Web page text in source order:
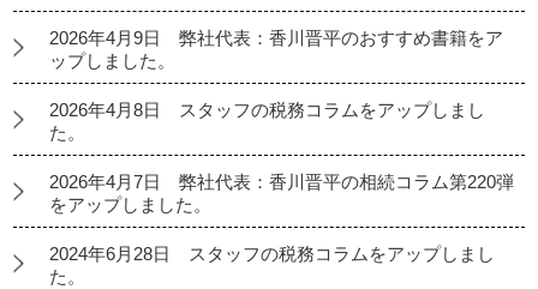
2026年4月9日 弊社代表：香川晋平のおすすめ書籍をア
ップしました。
2026年4月8日 スタッフの税務コラムをアップしまし
た。
2026年4月7日 弊社代表：香川晋平の相続コラム第220弾
をアップしました。
2024年6月28日 スタッフの税務コラムをアップしまし
た。